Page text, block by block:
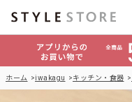
ホーム iwakagu キッチン・食器